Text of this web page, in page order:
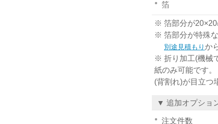
箔
※ 箔部分が20×20
※ 箔部分が特殊
別途見積もりか
※ 折り加工(機械
紙のみ可能です
(背割れ)が目立つ
▼ 追加オプショ
注文件数